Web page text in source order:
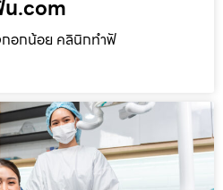
น.com
อกน้อย คลินิกทำฟั